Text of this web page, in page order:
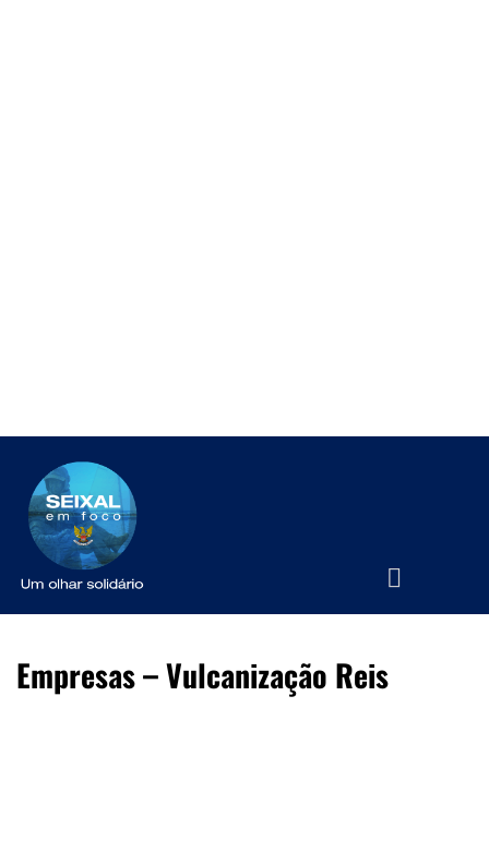
Empresas – Vulcanização Reis